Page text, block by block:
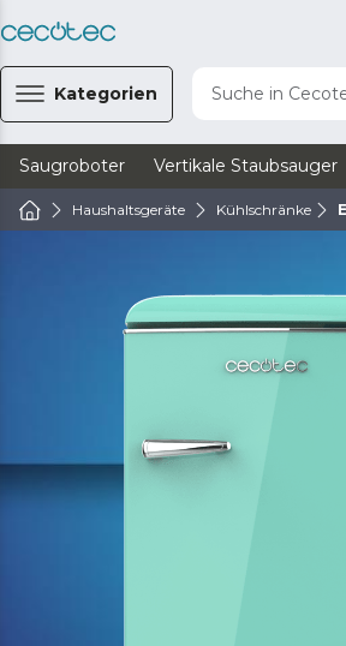
Kategorien Suche in
Saugroboter Vertikale Staubsauger
Haushaltsgeräte Kühlschränke